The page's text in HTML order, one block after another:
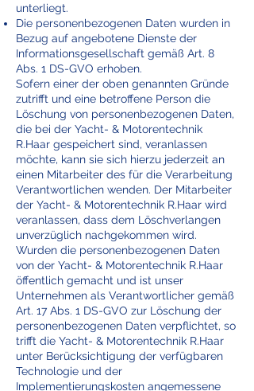
unterliegt.
Die personenbezogenen Daten wurden in
Bezug auf angebotene Dienste der
Informationsgesellschaft gemäß Art. 8
Abs. 1 DS-GVO erhoben.
Sofern einer der oben genannten Gründe
zutrifft und eine betroffene Person die
Löschung von personenbezogenen Daten,
die bei der Yacht- & Motorentechnik
R.Haar gespeichert sind, veranlassen
möchte, kann sie sich hierzu jederzeit an
einen Mitarbeiter des für die Verarbeitung
Verantwortlichen wenden. Der Mitarbeiter
der Yacht- & Motorentechnik R.Haar wird
veranlassen, dass dem Löschverlangen
unverzüglich nachgekommen wird.
Wurden die personenbezogenen Daten
von der Yacht- & Motorentechnik R.Haar
öffentlich gemacht und ist unser
Unternehmen als Verantwortlicher gemäß
Art. 17 Abs. 1 DS-GVO zur Löschung der
personenbezogenen Daten verpflichtet, so
trifft die Yacht- & Motorentechnik R.Haar
unter Berücksichtigung der verfügbaren
Technologie und der
Implementierungskosten angemessene